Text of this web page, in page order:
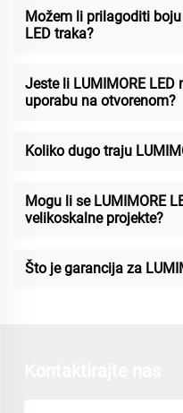
Možem li prilagoditi
LED traka?
Jeste li LUMIMORE
uporabu na otvorenom?
Koliko dugo traju
Mogu li se LUMIMORE
velikoskalne projekte?
Što je garancija za